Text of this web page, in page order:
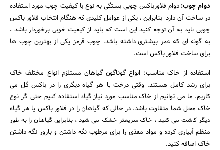
دوام چوب:دوام فلاورباکس چوبی بستگی به نوع یا کیفیت چوب مورد استفاده
در ساخت آن دارد. بنابراین ، یکی از عوامل کلیدی که هنگام انتخاب فلاور باکس
چوبی باید به آن توجه کنید این است که باید از کیفیت خوبی برخوردار باشد ،
به گونه ای که عمر بیشتری داشته باشد. چوب قرمز یکی از بهترین چوب ها
برای ساخت فلاور باکس است.
استفاده از خاک مناسب: انواع گوناگون گیاهان مستلزم انواع مختلف خاک
برای رشد کامل هستند. وقتی درخت یا هر گیاه دیگری را در باکس گل می
کاریم. ما می توانیم از خاک مناسب مورد نیاز گیاه استفاده کنیم حتی اگر نوع
خاک محل شما متفاوت باشد. در حالی که گیاهان را در فلاور باکس یا هر گیاه
دیگر کاشت می کنید ، خاک سریعتر خشک می شود ، بنابراین گیاهان را به طور
منظم آبیاری کرده و مواد مغذی را برای مرطوب نگه داشتن و بارور نگه داشتن
خاک اضافه کنید.